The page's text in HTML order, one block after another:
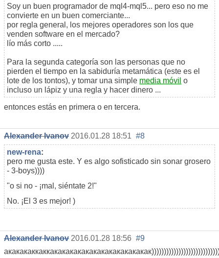
Soy un buen programador de mql4-mql5... pero eso no me
convierte en un buen comerciante...
por regla general, los mejores operadores son los que
venden software en el mercado?
lío más corto .....
Para la segunda categoría son las personas que no
pierden el tiempo en la sabiduría metamática (este es el
lote de los tontos), y tomar una simple media móvil o
incluso un lápiz y una regla y hacer dinero ...
entonces estás en primera o en tercera.
Alexander Ivanov 2016.01.28 18:51 #8
new-rena:
pero me gusta este. Y es algo sofisticado sin sonar grosero
- 3-boys))))
"o si no - ¡mal, siéntate 2!"
No. ¡El 3 es mejor! )
Alexander Ivanov 2016.01.28 18:56 #9